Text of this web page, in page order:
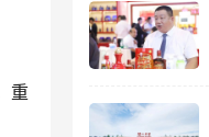
重